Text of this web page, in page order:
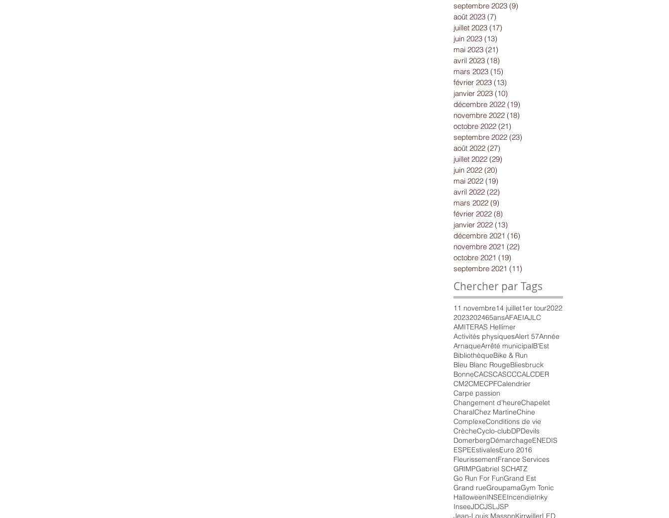
septembre 2023 (9)
août 2023 (7)
juillet 2023 (17)
juin 2023 (13)
mai 2023 (21)
avril 2023 (18)
mars 2023 (15)
février 2023 (13)
janvier 2023 (10)
décembre 2022 (19)
novembre 2022 (18)
octobre 2022 (21)
septembre 2022 (23)
août 2022 (27)
juillet 2022 (29)
juin 2022 (20)
mai 2022 (19)
avril 2022 (22)
mars 2022 (9)
février 2022 (8)
janvier 2022 (13)
décembre 2021 (16)
novembre 2021 (22)
octobre 2021 (19)
septembre 2021 (11)
Chercher par Tags
11 novembre14 juillet1er tour2022
2023202465ansAFAEIAJLC
AMITERAS Hellimer
Activités physiquesAlert 57Année
ArnaqueArrêté municipalB'Est
BibliothèqueBike & Run
Bleu Blanc RougeBliesbruck
BonneCACSCASCCCALCDER
CM2CMECPFCalendrier
Carpe passion
Changement d'heureChapelet
CharalChez MartineChine
ComplexeConditions de vie
CrècheCyclo-clubDPDevils
DomerbergDémarchageENEDIS
ESPEEstivalesEuro 2016
FleurissementFrance Services
GRIMPGabriel SCHATZ
Go Run For FunGrand Est
Grand rueGroupamaGym Tonic
HalloweenINSEEIncendieInky
InseeJDCJSLJSP
Jean-Louis MassonKirrwillerLED